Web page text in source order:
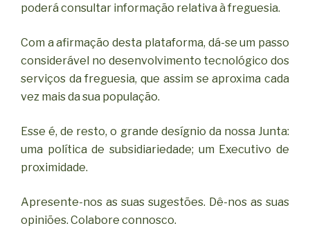
poderá consultar informação relativa à freguesia.
Com a afirmação desta plataforma, dá-se um passo
considerável no desenvolvimento tecnológico dos
serviços da freguesia, que assim se aproxima cada
vez mais da sua população.
Esse é, de resto, o grande desígnio da nossa Junta:
uma política de subsidiariedade; um Executivo de
proximidade.
Apresente-nos as suas sugestões. Dê-nos as suas
opiniões. Colabore connosco.